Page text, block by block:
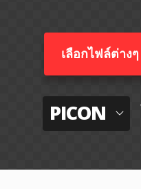
เลือกไฟล์ต่างๆ​
PICON